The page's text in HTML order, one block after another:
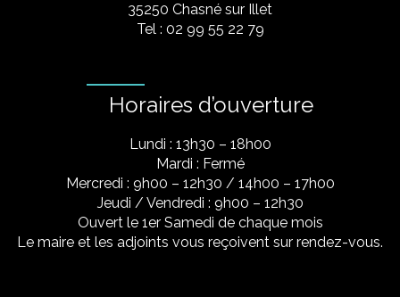
35250 Chasné sur Illet
Tel : 02 99 55 22 79
Horaires d’ouverture
Lundi : 13h30 – 18h00
Mardi : Fermé
Mercredi : 9h00 – 12h30 / 14h00 – 17h00
Jeudi / Vendredi : 9h00 – 12h30
Ouvert le 1er Samedi de chaque mois
Le maire et les adjoints vous reçoivent sur rendez-vous.